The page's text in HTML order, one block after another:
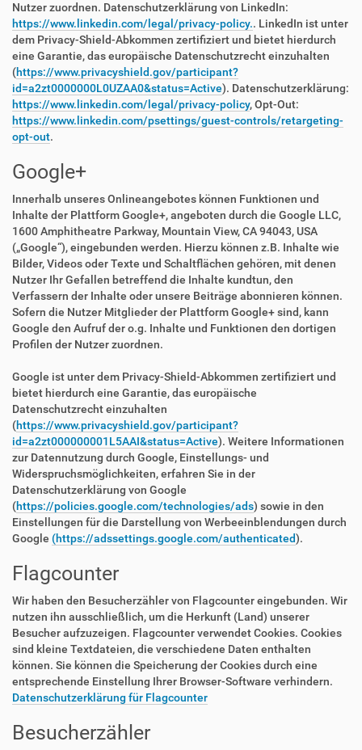
Nutzer zuordnen. Datenschutzerklärung von LinkedIn:
https://www.linkedin.com/legal/privacy-policy.. LinkedIn ist unter
dem Privacy-Shield-Abkommen zertifiziert und bietet hierdurch
eine Garantie, das europäische Datenschutzrecht einzuhalten
(https://www.privacyshield.gov/participant?
id=a2zt0000000L0UZAA0&status=Active). Datenschutzerklärung:
https://www.linkedin.com/legal/privacy-policy, Opt-Out:
https://www.linkedin.com/psettings/guest-controls/retargeting-
opt-out.
Google+
Innerhalb unseres Onlineangebotes können Funktionen und
Inhalte der Plattform Google+, angeboten durch die Google LLC,
1600 Amphitheatre Parkway, Mountain View, CA 94043, USA
(„Google“), eingebunden werden. Hierzu können z.B. Inhalte wie
Bilder, Videos oder Texte und Schaltflächen gehören, mit denen
Nutzer Ihr Gefallen betreffend die Inhalte kundtun, den
Verfassern der Inhalte oder unsere Beiträge abonnieren können.
Sofern die Nutzer Mitglieder der Plattform Google+ sind, kann
Google den Aufruf der o.g. Inhalte und Funktionen den dortigen
Profilen der Nutzer zuordnen.
Google ist unter dem Privacy-Shield-Abkommen zertifiziert und
bietet hierdurch eine Garantie, das europäische
Datenschutzrecht einzuhalten
(https://www.privacyshield.gov/participant?
id=a2zt000000001L5AAI&status=Active). Weitere Informationen
zur Datennutzung durch Google, Einstellungs- und
Widerspruchsmöglichkeiten, erfahren Sie in der
Datenschutzerklärung von Google
(https://policies.google.com/technologies/ads) sowie in den
Einstellungen für die Darstellung von Werbeeinblendungen durch
Google (https://adssettings.google.com/authenticated).
Flagcounter
Wir haben den Besucherzähler von Flagcounter eingebunden. Wir
nutzen ihn ausschließlich, um die Herkunft (Land) unserer
Besucher aufzuzeigen. Flagcounter verwendet Cookies. Cookies
sind kleine Textdateien, die verschiedene Daten enthalten
können. Sie können die Speicherung der Cookies durch eine
entsprechende Einstellung Ihrer Browser-Software verhindern.
Datenschutzerklärung für Flagcounter
Besucherzähler